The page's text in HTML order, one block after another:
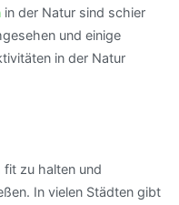
in der Natur sind schier
und einige
in der Natur
fit zu halten und
In vielen Städten gibt